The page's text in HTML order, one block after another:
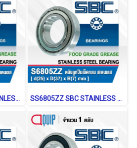
SS6806-2RS SBC STAINLESS BALL BEARING Shield Type SS6805ZZ SBC STAINLESS BALL BEARING Stainless Type